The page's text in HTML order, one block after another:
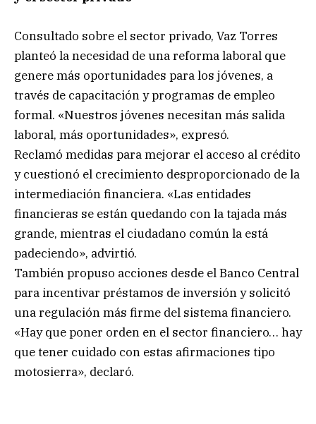
Consultado sobre el sector privado, Vaz Torres
planteó la necesidad de una reforma laboral que
genere más oportunidades para los jóvenes, a
través de capacitación y programas de empleo
formal. «Nuestros jóvenes necesitan más salida
laboral, más oportunidades», expresó.
Reclamó medidas para mejorar el acceso al crédito
y cuestionó el crecimiento desproporcionado de la
intermediación financiera. «Las entidades
financieras se están quedando con la tajada más
grande, mientras el ciudadano común la está
padeciendo», advirtió.
También propuso acciones desde el Banco Central
para incentivar préstamos de inversión y solicitó
una regulación más firme del sistema financiero.
«Hay que poner orden en el sector financiero… hay
que tener cuidado con estas afirmaciones tipo
motosierra», declaró.